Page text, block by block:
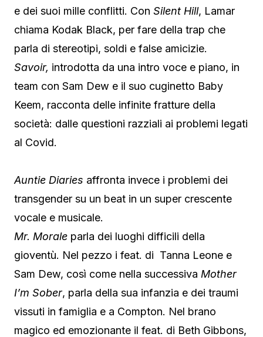
e dei suoi mille conflitti. Con Silent Hill, Lamar
chiama Kodak Black, per fare della trap che
parla di stereotipi, soldi e false amicizie.
Savoir, introdotta da una intro voce e piano, in
team con Sam Dew e il suo cuginetto Baby
Keem, racconta delle infinite fratture della
società: dalle questioni razziali ai problemi legati
al Covid.
Auntie Diaries affronta invece i problemi dei
transgender su un beat in un super crescente
vocale e musicale.
Mr. Morale parla dei luoghi difficili della
gioventù. Nel pezzo i feat. di Tanna Leone e
Sam Dew, così come nella successiva Mother
I’m Sober, parla della sua infanzia e dei traumi
vissuti in famiglia e a Compton. Nel brano
magico ed emozionante il feat. di Beth Gibbons,